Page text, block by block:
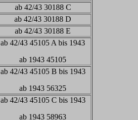
ab 42/43 30188 C
ab 42/43 30188 D
ab 42/43 30188 E
ab 42/43 45105 A bis 1943
ab 1943 45105
ab 42/43 45105 B bis 1943
ab 1943 56325
ab 42/43 45105 C bis 1943
ab 1943 58963